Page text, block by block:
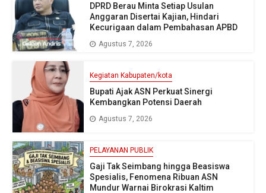
DPRD Berau Minta Setiap Usulan
Anggaran Disertai Kajian, Hindari
Kecurigaan dalam Pembahasan APBD
Agustus 7, 2026
Kegiatan Kabupaten/kota
Bupati Ajak ASN Perkuat Sinergi
Kembangkan Potensi Daerah
Agustus 7, 2026
PELAYANAN PUBLIK
Gaji Tak Seimbang hingga Beasiswa
Spesialis, Fenomena Ribuan ASN
Mundur Warnai Birokrasi Kaltim